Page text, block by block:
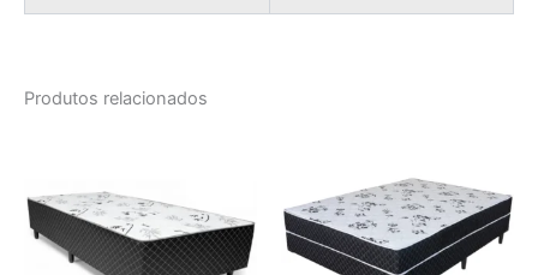
Produtos relacionados